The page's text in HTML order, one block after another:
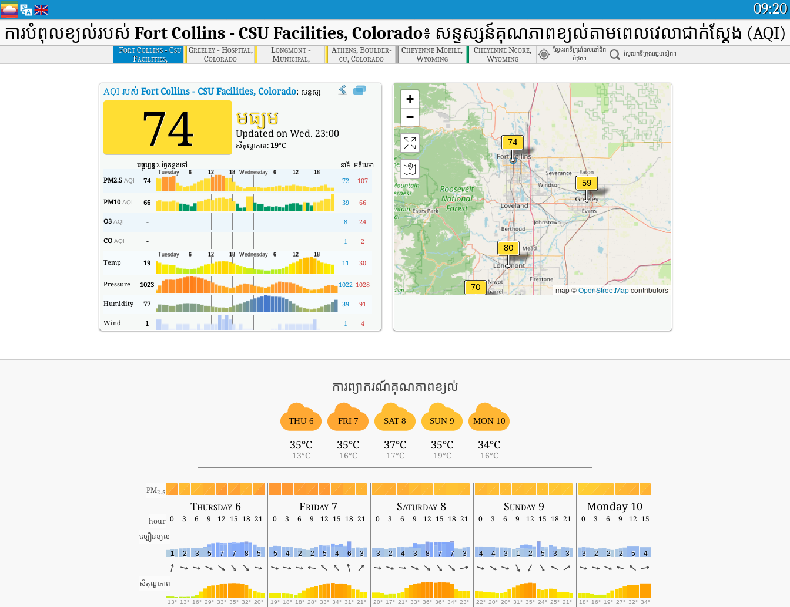
09:20
ការបំពុលខ្យល់របស់ Fort Collins - CSU Facilities, Colorado៖ សន្ទស្សន៍គុណភាពខ្យល់តាមពេលវេលាជាក់ស្តែង (AQI)
Fort Collins - Csu
Facilities,
Colorado
Greeley - Hospital,
Colorado
Longmont -
Municipal,
Colorado
Athens, Boulder-
cu, Colorado
Cheyenne Mobile,
Wyoming
Cheyenne Ncore,
Wyoming
ស្វែងរកទីក្រុងដែលនៅជិត
បំផុត។
ស្វែងរកទីក្រុងផ្សេងទៀត។
AQI របស់ Fort Collins - CSU Facilities, Colorado: សន្ទស្សន៍គុណភាពខ្យល់តាមពេលវេលាពិតរបស់ Fort Collins - CSU Facilities, Colorado (AQI)។
74 មធ្យម
Updated on Wed. 23:00
សីតុណ្ហភាព: 19°C
បច្ចុប្បន្ន2 ថ្ងៃកន្លងទៅ នាទី អតិបរមា
PM2.5 AQI 74 72 107
PM10 AQI 66 39 66
O3 AQI - 8 24
CO AQI - 1 2
Temp 19 11 30
Pressure 1023 1022 1028
Humidity 77 39 91
Wind 1 1 4
+
−
map ©OpenStreetMapcontributors
ការព្យាករណ៍គុណភាពខ្យល់
THU 6
35°C
13°C
FRI 7
35°C
16°C
SAT 8
37°C
17°C
SUN 9
35°C
19°C
MON 10
34°C
16°C
PM2.5
Thursday 6 Friday 7 Saturday 8 Sunday 9 Monday 10
hour 0 3 6 9 12 15 18 21 0 3 6 9 12 15 18 21 0 3 6 9 12 15 18 21 0 3 6 9 12 15 18 21 0 3 6 9 12 15
ល្បឿនខ្យល់
1 2 3 5 7 7 8 5 5 4 2 2 5 4 6 3 3 2 4 3 8 7 7 3 4 4 3 1 2 5 3 3 3 2 2 2 5 4
សីតុណ្ហភាព
13° 13° 16° 29° 33° 35° 32° 20° 19° 18° 18° 28° 33° 34° 31° 21° 20° 17° 21° 33° 36° 36° 34° 23° 22° 20° 20° 31° 35° 24° 25° 21° 18° 16° 19° 27° 32° 34°